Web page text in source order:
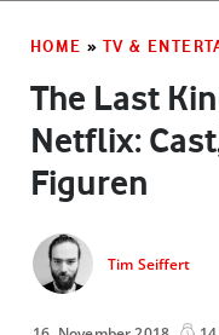
HOME » TV &
The Last
Netflix:
Figuren
Tim Seiffert